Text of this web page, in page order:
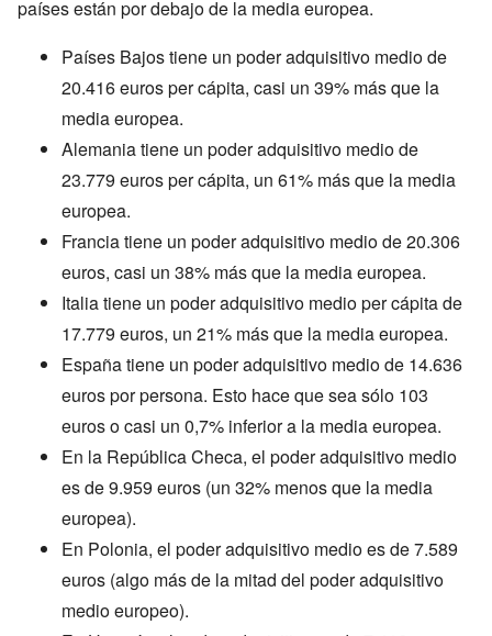
países están por debajo de la media europea.
Países Bajos tiene un poder adquisitivo medio de
20.416 euros per cápita, casi un 39% más que la
media europea.
Alemania tiene un poder adquisitivo medio de
23.779 euros per cápita, un 61% más que la media
europea.
Francia tiene un poder adquisitivo medio de 20.306
euros, casi un 38% más que la media europea.
Italia tiene un poder adquisitivo medio per cápita de
17.779 euros, un 21% más que la media europea.
España tiene un poder adquisitivo medio de 14.636
euros por persona. Esto hace que sea sólo 103
euros o casi un 0,7% inferior a la media europea.
En la República Checa, el poder adquisitivo medio
es de 9.959 euros (un 32% menos que la media
europea).
En Polonia, el poder adquisitivo medio es de 7.589
euros (algo más de la mitad del poder adquisitivo
medio europeo).